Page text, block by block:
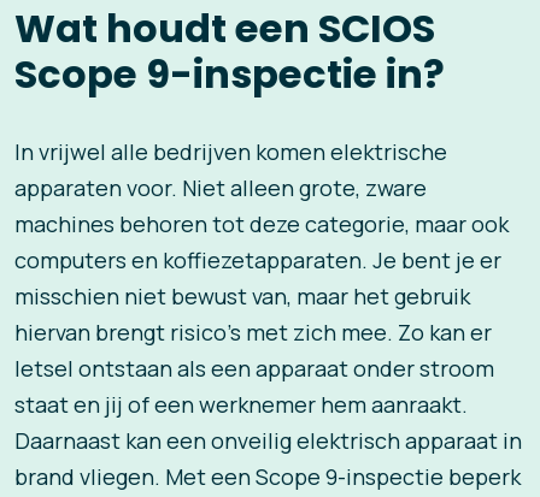
Wat houdt een SCIOS
Scope 9-inspectie in?
In vrijwel alle bedrijven komen elektrische
apparaten voor. Niet alleen grote, zware
machines behoren tot deze categorie, maar ook
computers en koffiezetapparaten. Je bent je er
misschien niet bewust van, maar het gebruik
hiervan brengt risico’s met zich mee. Zo kan er
letsel ontstaan als een apparaat onder stroom
staat en jij of een werknemer hem aanraakt.
Daarnaast kan een onveilig elektrisch apparaat in
brand vliegen. Met een Scope 9-inspectie beperk